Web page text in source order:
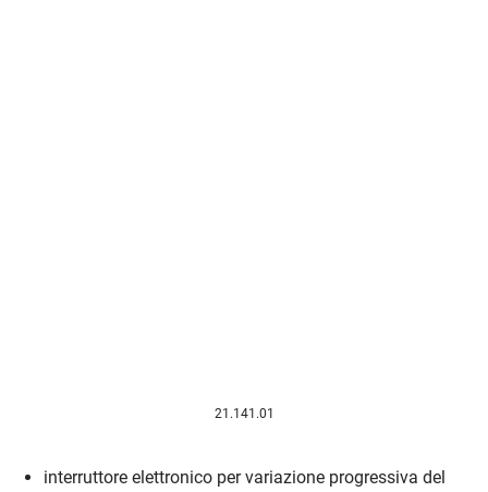
21.141.01
interruttore elettronico per variazione progressiva del